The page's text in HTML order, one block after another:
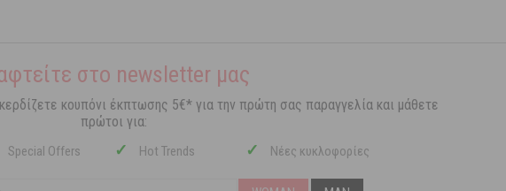
στο newsletter μας
κουπόνι έκπτωσης 5€* για την πρώτη σας παραγγελία και μάθετε
πρώτοι για:
Special Offers ✓ Hot Trends ✓ Νέες κυκλοφορίες